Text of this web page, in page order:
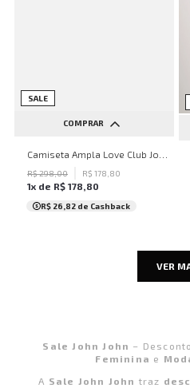
SALE
COMPRAR
PP P M G
R$298,00 R$ 178 80
1x de R$ 178 80
R$ 26,82 de Cashback
VER
Sale John John –
Feminina e
A Sale John John traz